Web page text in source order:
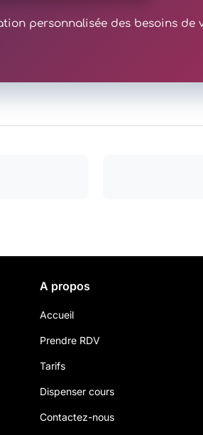
personnalisée des besoins de
A propos
Accueil
Prendre RDV
Tarifs
Dispenser cours
Contactez-nous